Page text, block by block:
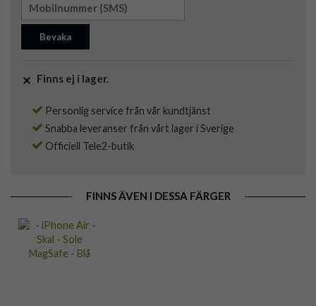
Bevaka
Finns ej i lager.
Personlig service från vår kundtjänst
Snabba leveranser från vårt lager i Sverige
Officiell Tele2-butik
FINNS ÄVEN I DESSA FÄRGER